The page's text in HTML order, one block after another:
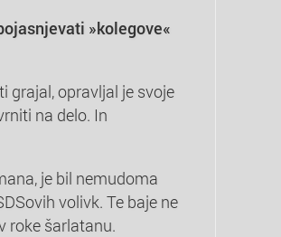
»kolegove«
grajal, opravljal je svoje
na delo. In
je bil nemudoma
volivk. Te baje ne
roke šarlatanu.